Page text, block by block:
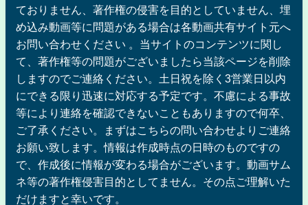
ておりません、著作権の侵害を目的としていません、埋
め込み動画等に問題がある場合は各動画共有サイト元へ
お問い合わせください 。当サイトのコンテンツに関し
て、著作権等の問題がございましたら当該ページを削除
しますのでご連絡ください。土日祝を除く3営業日以内
にできる限り迅速に対応する予定です。不慮による事故
等により連絡を確認できないこともありますので何卒、
ご了承ください。まずはこちらの問い合わせよりご連絡
お願い致します。情報は作成時点の日時のものですの
で、作成後に情報が変わる場合がございます。動画サム
ネ等の著作権侵害目的としてません。その点ご理解いた
だけますと幸いです。